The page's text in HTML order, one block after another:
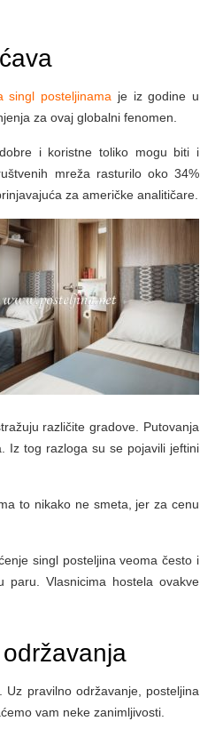
singl posteljinama je iz godine u
za ovaj globalni fenomen.
i koristne toliko mogu biti i
mreža rasturilo oko 34%
za američke analitičare.
različite gradove. Putovanja
Iz tog razloga su se pojavili jeftini
to nikako ne smeta, jer za cenu
singl posteljina veoma često i
Vlasnicima hostela ovakve
pravilno održavanje, posteljina
vam neke zanimljivosti.